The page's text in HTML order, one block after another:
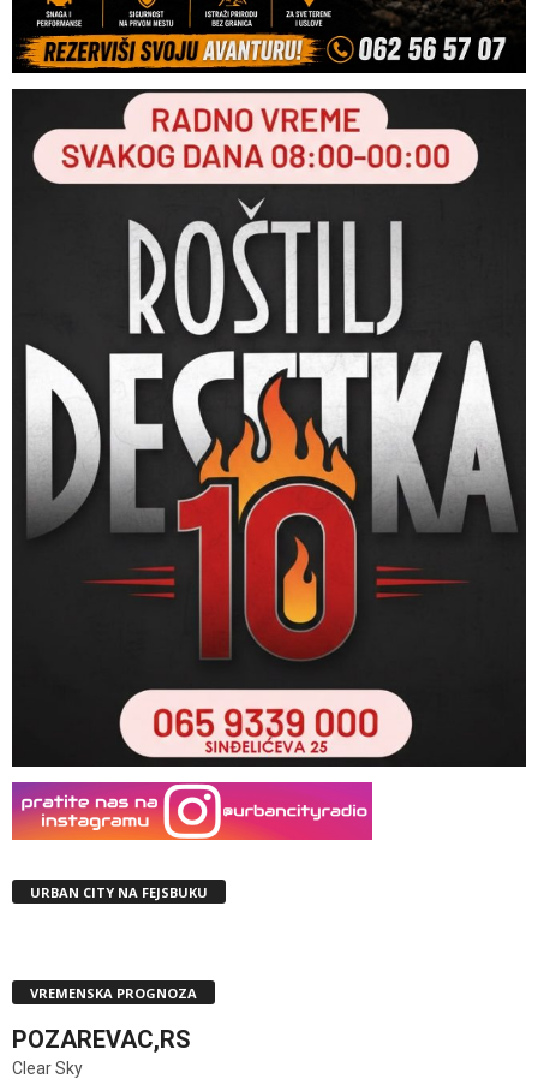
URBAN CITY NA FEJSBUKU
VREMENSKA PROGNOZA
POZAREVAC,RS
Clear Sky